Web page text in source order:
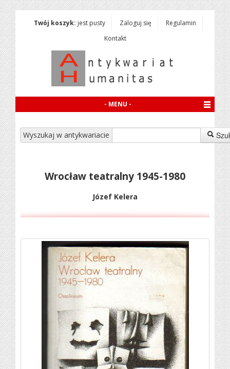
Twój koszyk: jest pusty Zaloguj się
Regulamin
Kontakt
- MENU -
Wyszukaj w antykwariacie
Wrocław teatralny 1945-1980
Józef Kelera